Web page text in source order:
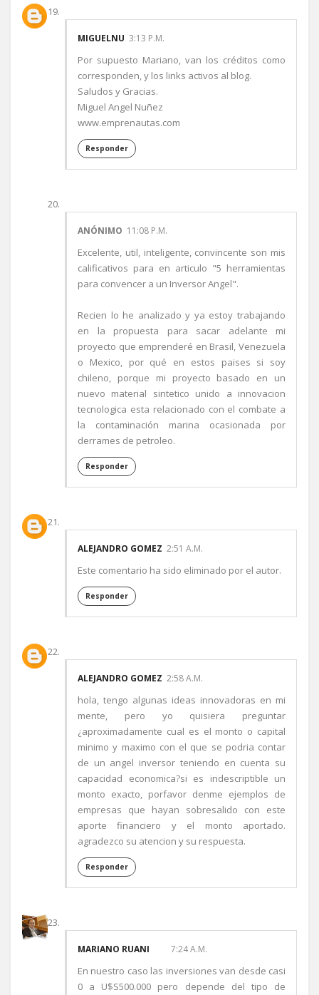
MIGUELNU 3:13 P.M.
Por supuesto Mariano, van los créditos como
corresponden, y los links activos al blog.
Saludos y Gracias.
Miguel Angel Nuñez
www.emprenautas.com
Responder
ANÓNIMO 11:08 P.M.
Excelente, util, inteligente, convincente son mis
calificativos para en articulo "5 herramientas
para convencer a un Inversor Angel".
Recien lo he analizado y ya estoy trabajando
en la propuesta para sacar adelante mi
proyecto que emprenderé en Brasil, Venezuela
o Mexico, por qué en estos paises si soy
chileno, porque mi proyecto basado en un
nuevo material sintetico unido a innovacion
tecnologica esta relacionado con el combate a
la contaminación marina ocasionada por
derrames de petroleo.
Responder
ALEJANDRO GOMEZ 2:51 A.M.
Este comentario ha sido eliminado por el autor.
Responder
ALEJANDRO GOMEZ 2:58 A.M.
hola, tengo algunas ideas innovadoras en mi
mente, pero yo quisiera preguntar
¿aproximadamente cual es el monto o capital
minimo y maximo con el que se podria contar
de un angel inversor teniendo en cuenta su
capacidad economica?si es indescriptible un
monto exacto, porfavor denme ejemplos de
empresas que hayan sobresalido con este
aporte financiero y el monto aportado.
agradezco su atencion y su respuesta.
Responder
MARIANO RUANI 7:24 A.M.
En nuestro caso las inversiones van desde casi
0 a U$S500.000 pero depende del tipo de